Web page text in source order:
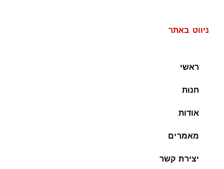
ניווט באתר
ראשי
חנות
אודות
מאמרים
יצירת קשר